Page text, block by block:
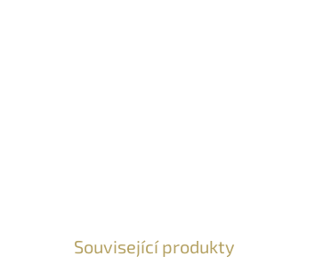
Související produkty